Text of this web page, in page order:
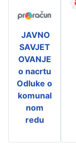
JAVNO
SAVJET
OVANJE
o nacrtu
Odluke o
komunal
nom
redu